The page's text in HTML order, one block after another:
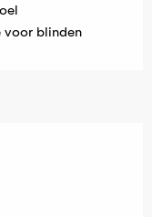
voor blinden